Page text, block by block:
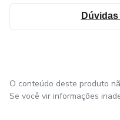
O conteúdo deste produto
Se você vir informações